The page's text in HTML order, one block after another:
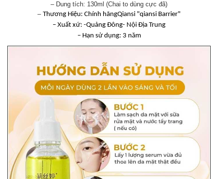
– Dung tích: 130ml (Chai to dùng cực đã)
– Thương Hiệu: Chính hãngQiansi "qiansi Barrier"
– Xuất xứ: -Quảng Đông- Nội Địa Trung
– Hạn sử dụng: 3 năm